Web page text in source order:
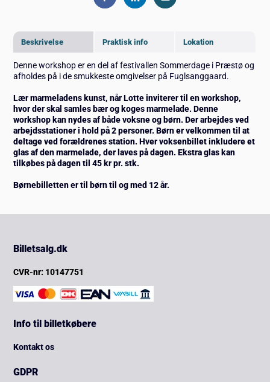
Beskrivelse Praktisk info Lokation
Denne workshop er en del af festivallen Sommerdage i Præstø og
afholdes på i de smukkeste omgivelser på Fuglsanggaard.
Lær marmeladens kunst, når Lotte inviterer til en workshop,
hvor der skal samles bær og koges marmelade. Denne
workshop kan nydes af både voksne og børn. Der arbejdes ved
arbejdsstationer i hold på 2 personer. Børn er velkommen til at
deltage ved forældrenes station. Hver voksenbillet inkludere et
glas af den marmelade, der laves på dagen. Ekstra glas kan
tilkøbes på dagen til 45 kr pr. stk.
Børnebilletten er til børn til og med 12 år.
Billetsalg.dk
CVR-nr: 10147751
Info til billetkøbere
Kontakt os
GDPR